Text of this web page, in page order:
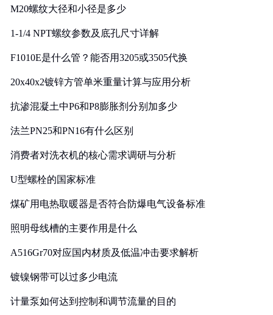
M20螺纹大径和小径是多少
1-1/4 NPT螺纹参数及底孔尺寸详解
F1010E是什么管？能否用3205或3505代换
20x40x2镀锌方管单米重量计算与应用分析
抗渗混凝土中P6和P8膨胀剂分别加多少
法兰PN25和PN16有什么区别
消费者对洗衣机的核心需求调研与分析
U型螺栓的国家标准
煤矿用电热取暖器是否符合防爆电气设备标准
照明母线槽的主要作用是什么
A516Gr70对应国内材质及低温冲击要求解析
镀镍钢带可以过多少电流
计量泵如何达到控制和调节流量的目的